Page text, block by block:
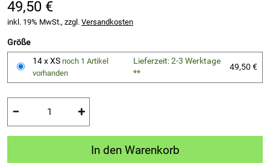
49,50 €
inkl. 19% MwSt., zzgl. Versandkosten
Größe
14 x XS noch 1 Artikel
vorhanden
Lieferzeit: 2-3 Werktage
**
49,50 €
− +
In den Warenkorb